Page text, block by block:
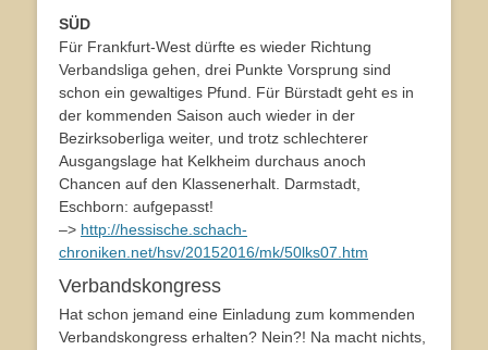
SÜD
Für Frankfurt-West dürfte es wieder Richtung
Verbandsliga gehen, drei Punkte Vorsprung sind
schon ein gewaltiges Pfund. Für Bürstadt geht es in
der kommenden Saison auch wieder in der
Bezirksoberliga weiter, und trotz schlechterer
Ausgangslage hat Kelkheim durchaus anoch
Chancen auf den Klassenerhalt. Darmstadt,
Eschborn: aufgepasst!
–> http://hessische.schach-
chroniken.net/hsv/20152016/mk/50lks07.htm
Verbandskongress
Hat schon jemand eine Einladung zum kommenden
Verbandskongress erhalten? Nein?! Na macht nichts,